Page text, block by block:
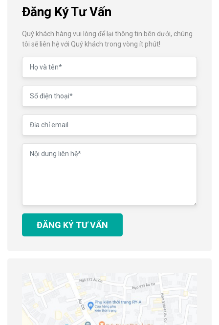
Đăng Ký Tư Vấn
Quý khách hàng vui lòng để lại thông tin bên dưới, chúng
tôi sẽ liên hệ với Quý khách trong vòng ít phút!
ĐĂNG KÝ TƯ VẤN